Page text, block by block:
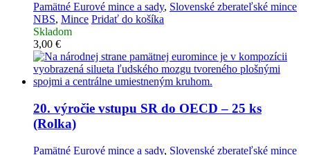
Pamätné Eurové mince a sady, Slovenské zberateľské mince
NBS, Mince Pridať do košíka
Skladom
3,00 €
20. výročie vstupu SR do OECD – 25 ks
(Rolka)
Pamätné Eurové mince a sady, Slovenské zberateľské mince